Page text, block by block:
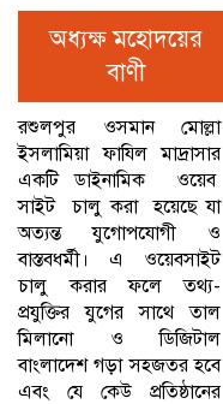
অধ্যক্ষ মহোদয়ের
বাণী
রশুলপুর ওসমান মোল্লা
ইসলামিয়া ফাযিল মাদ্রাসার
একটি ডাইনামিক ওয়েব
সাইট চালু করা হয়েছে যা
অত্যন্ত যুগোপযোগী ও
বাস্তবধর্মী। এ ওয়েবসাইট
চালু করার ফলে তথ্য-
প্রযুক্তির যুগের সাথে তাল
মিলানো ও ডিজিটাল
বাংলাদেশ গড়া সহজতর হবে
এবং যে কেউ প্রতিষ্ঠানের